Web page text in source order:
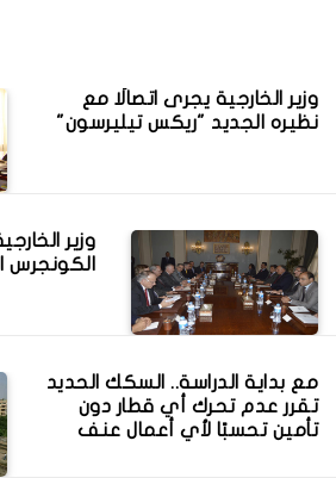
وزير الخارجية يجرى اتصالًا مع
نظيره الجديد "ريكس تيليرسون"
وزير
الكونجرس
مع بداية الدراسة.. السكك الحديد
تقرر عدم تحرك أي قطار دون
تأمين تحسبًا لأي أعمال عنف